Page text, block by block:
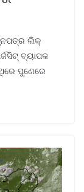
ଲିକ୍
ବ୍ୟାପକ
ପୁଣେରେ